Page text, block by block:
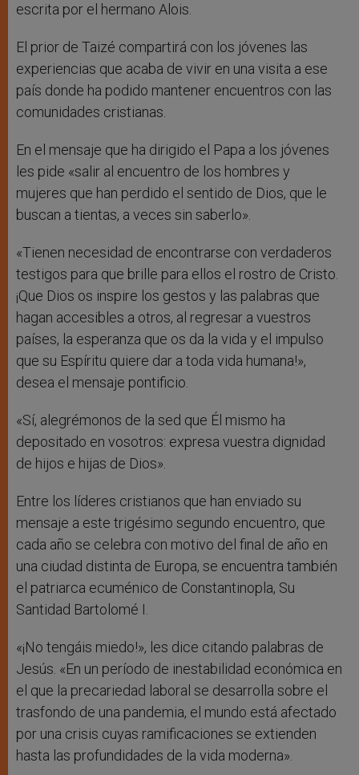
escrita por el hermano Alois.
El prior de Taizé compartirá con los jóvenes las
experiencias que acaba de vivir en una visita a ese
país donde ha podido mantener encuentros con las
comunidades cristianas.
En el mensaje que ha dirigido el Papa a los jóvenes
les pide «salir al encuentro de los hombres y
mujeres que han perdido el sentido de Dios, que le
buscan a tientas, a veces sin saberlo».
«Tienen necesidad de encontrarse con verdaderos
testigos para que brille para ellos el rostro de Cristo.
¡Que Dios os inspire los gestos y las palabras que
hagan accesibles a otros, al regresar a vuestros
países, la esperanza que os da la vida y el impulso
que su Espíritu quiere dar a toda vida humana!»,
desea el mensaje pontificio.
«Sí, alegrémonos de la sed que Él mismo ha
depositado en vosotros: expresa vuestra dignidad
de hijos e hijas de Dios».
Entre los líderes cristianos que han enviado su
mensaje a este trigésimo segundo encuentro, que
cada año se celebra con motivo del final de año en
una ciudad distinta de Europa, se encuentra también
el patriarca ecuménico de Constantinopla, Su
Santidad Bartolomé I.
«¡No tengáis miedo!», les dice citando palabras de
Jesús. «En un período de inestabilidad económica en
el que la precariedad laboral se desarrolla sobre el
trasfondo de una pandemia, el mundo está afectado
por una crisis cuyas ramificaciones se extienden
hasta las profundidades de la vida moderna».